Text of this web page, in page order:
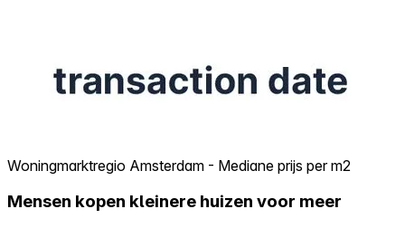
Woningmarktregio Amsterdam - Mediane prijs per m2
Mensen kopen kleinere huizen voor meer